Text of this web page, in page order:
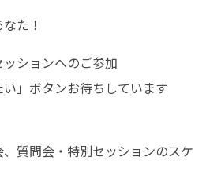
た！
ションへのご参加
い」ボタンお待ちしています
質問会・特別セッションのスケ